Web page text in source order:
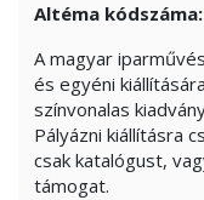
Altéma kódszáma
A magyar
és egyéni
színvonalas
Pályázni kiállításra
csak katalógust,
támogat.